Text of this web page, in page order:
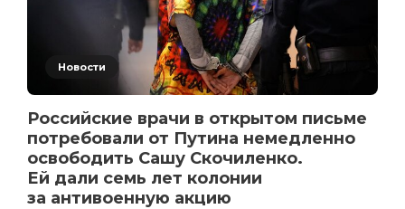
Новости
Российские врачи в открытом письме
потребовали от Путина немедленно
освободить Сашу Скочиленко.
Ей дали семь лет колонии
за антивоенную акцию